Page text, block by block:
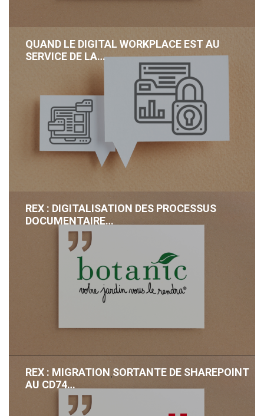
QUAND LE DIGITAL WORKPLACE EST AU
SERVICE DE LA…
REX : DIGITALISATION DES PROCESSUS
DOCUMENTAIRE…
,
REX : MIGRATION SORTANTE DE SHAREPOINT
AU CD74…